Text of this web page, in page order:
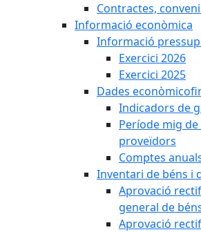
Contractes,
Informació econòmica
Informació
Exercici 2026
Exercici 2025
Dades
Indicadors de
Període mig
proveïdors
Comptes
Inventari de béns i
Aprovació
general de
Aprovació